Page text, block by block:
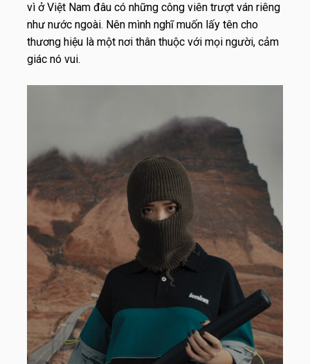
vì ở Việt Nam đâu có những công viên trượt ván riêng
như nước ngoài. Nên mình nghĩ muốn lấy tên cho
thương hiệu là một nơi thân thuộc với mọi người, cảm
giác nó vui.